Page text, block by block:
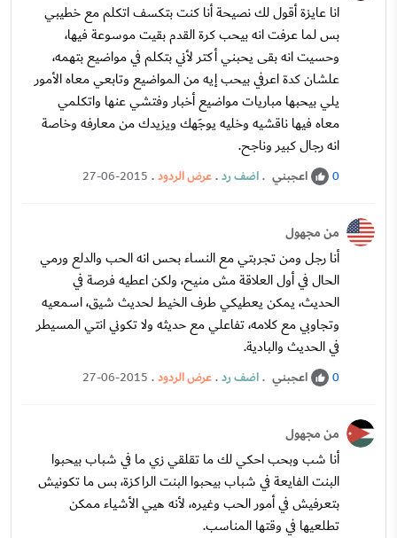
انا عايزة أقول لك نصيحة أنا كنت بتكسف اتكلم مع خطيبي
بس لما عرفت انه بيحب كرة القدم بقيت موسوعة فيها،
وحسيت انه بقى يحبني أكتر لأني بتكلم في مواضيع بتهمه،
علشان كدة اعرفي بيحب إيه من المواضيع وتابعي معاه الأمور
يلي بيحبها مباريات مواضيع أخبار وفتشي عنها واتكلمي
معاه فيها ناقشيه وخليه يوجَهك ويزيدك من معارفه وخاصة
انه رجال كبير وناجح.
0 اعجبني .اضف رد.عرض الردود.
27-06-2015
من مجهول
أنا رجل ومن تجربتي مع النساء بحس انه الحب والدلع ورمي
الحال في أول العلاقة مش منيح، ولكن اعطيه فرصة في
الحديث، يمكن يعطيكي طرف الخيط لحديث شيق، اسمعيه
وتجاوبي مع كلامه، تفاعلي مع حديثه ولا تكوني انتي المسيطر
في الحديث والبادية.
0 اعجبني .اضف رد.عرض الردود.
27-06-2015
من مجهول
أنا شب وبحب احكي لك ما تقلقي زي ما في شباب بيحبوا
البنت الفايعة في شباب بيحبوا البنت الراكزة، بس ما تكونيش
بتعرفيش في أمور الحب وغيره، لأنه هيي الأشياء ممكن
تطلعيها في وقتها المناسب.